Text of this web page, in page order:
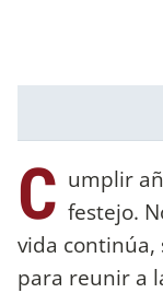
C umplir
festejo.
vida continúa,
para reunir a